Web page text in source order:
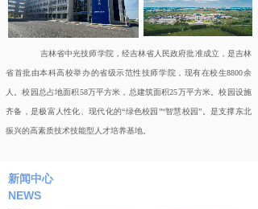
吉林省中光技师学院，经吉林省人民政府批准成立，是吉林
省首批由本科高校举办的省级示范性技师学院，现有在校生8800余
人。校园总占地面积58万平方米，总建筑面积25万平方米。校园设施
齐备，是极富人性化、现代化的“绿色校园”“智慧校园”。是支撑东北
振兴的高素质技术技能型人才培养基地。
新闻中心
NEWS